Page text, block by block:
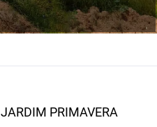
JARDIM PRIMAVERA